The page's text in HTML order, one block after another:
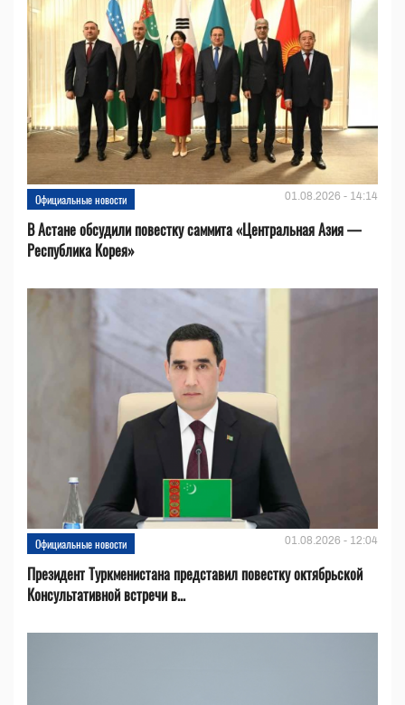
Официальные новости 01.08.2026 - 14:14
В Астане обсудили повестку саммита «Центральная Азия —
Республика Корея»
Официальные новости 01.08.2026 - 12:04
Президент Туркменистана представил повестку октябрьской
Консультативной встречи в...